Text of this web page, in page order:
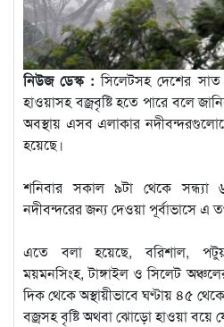
নিউজ ডেস্ক : সিলেটসহ দেশের
হাওয়াসহ বজ্রবৃষ্টি হতে পারে বলে
অবস্থায় এসব এলাকার
হয়েছে।
শনিবার সকাল ৯টা থেকে সন্ধ্যা
নদীবন্দরের জন্য দেওয়া পূর্বাভাসে এ
এতে বলা হয়েছে, বরিশাল,
ময়মনসিংহ, টাঙ্গাইল ও সিলেট
দিক থেকে অস্থায়ীভাবে ঘণ্টায় ৪৫
বজ্রসহ বৃষ্টি অথবা ঝোড়ো হাওয়া বয়ে